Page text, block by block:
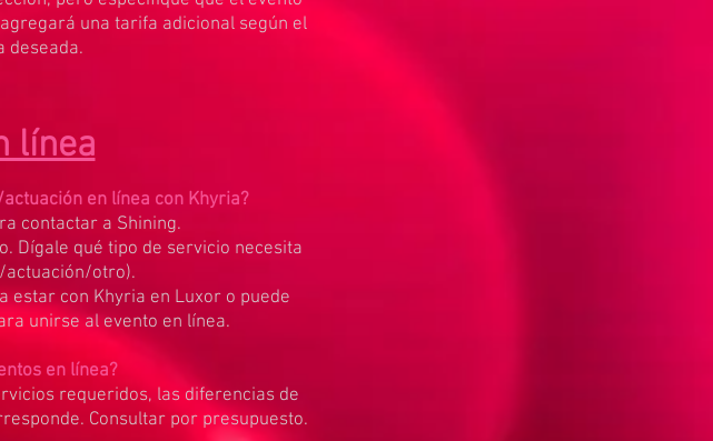
una tarifa adicional según el
deseada.
línea
en línea con Khyria?
contactar a Shining.
Dígale qué tipo de servicio necesita
otro).
estar con Khyria en Luxor o puede
unirse al evento en línea.
en línea?
requeridos, las diferencias de
Consultar por presupuesto.